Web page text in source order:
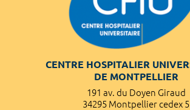
CENTRE HOSPITALIER
DE MONTPELLIER
191 av. du Doyen Giraud
34295 Montpellier cedex 5